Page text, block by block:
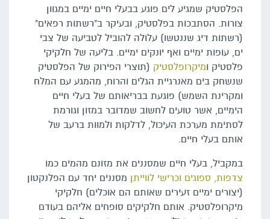
הפלסטיק שמגיע לים פוגע בבעלי חיים ימיים במגוון
צורות. הסתבכות בפלסטיק, ובעיקר ב"רשתות רפאים"
(רשתות דיג שננטשו) עלולה להוביל לטביעה של צבי
ים, עופות ימיים ואף יונקים ימיים. בליעה של חלקיקי
פלסטיק ומיקרופלסטיק (תוצרי הפירוק של הפלסטיק
שנשחק בים מאנרגיית הגלים והרוח, מהמגע עם המלח
ומקרינת השמש) פוגעת בבריאותם של בעלי חיים
הימיים, אשר טועים לחשוב שמדובר במזון וגורמת
לסתימת מערכת העיכול, לדלקות ולמוות ברעב של
אותם בעלי חיים.
במקביל, בעלי חיים שמסננים את מזונם מהמים כמו
צדפות, ספוגים וכרישי לווייתן מסננים יחד עם הפלנקטון
(יצורים ימיים זעירים שאותם הם אוכלים) חלקיקי
מיקרופלסטיק. אותם חלקיקים סופחים אליהם בעודם